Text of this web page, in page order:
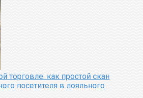
торговле: как простой скан
посетителя в лояльного